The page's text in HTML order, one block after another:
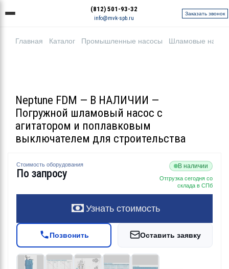
(812) 501-93-32
info@mvk-spb.ru
Заказать звонок
Главная Каталог Промышленные насосы Шламовые
Neptune FDM — В НАЛИЧИИ —
Погружной шламовый насос с
агитатором и поплавковым
выключателем для строительства
Стоимость оборудования
По запросу
В наличии
Отгрузка сегодня со
склада в СПб
Узнать стоимость
Позвонить Оставить заявку